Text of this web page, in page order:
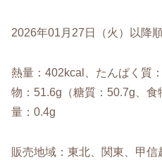
2026年01月27日（火）以降
熱量：402kcal、たんぱく質
物：51.6g（糖質：50.7g、
量：0.4g
販売地域：東北、関東、甲